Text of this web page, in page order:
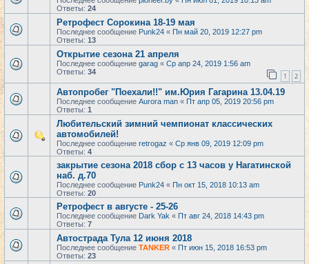
Ответы: 24
Ретрофест Сорокина 18-19 мая
Последнее сообщение Punk24 « Пн май 20, 2019 12:27 pm
Ответы: 13
Открытие сезона 21 апреля
Последнее сообщение garag « Ср апр 24, 2019 1:56 am
Ответы: 34 1 2
Автопробег "Поехали!!" им.Юрия Гагарина 13.04.19
Последнее сообщение Aurora man « Пт апр 05, 2019 20:56 pm
Ответы: 1
Любительский зимний чемпионат классических
автомобилей!
Последнее сообщение retrogaz « Ср янв 09, 2019 12:09 pm
Ответы: 4
закрытие сезона 2018 сбор с 13 часов у Нагатинской
наб. д.70
Последнее сообщение Punk24 « Пн окт 15, 2018 10:13 am
Ответы: 20
Ретрофест в августе - 25-26
Последнее сообщение Dark Yak « Пт авг 24, 2018 14:43 pm
Ответы: 7
Автострада Тула 12 июня 2018
Последнее сообщение TANKER « Пт июн 15, 2018 16:53 pm
Ответы: 23